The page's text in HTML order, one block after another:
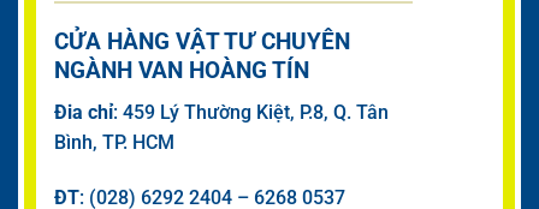
CỬA HÀNG VẬT TƯ CHUYÊN
NGÀNH VAN HOÀNG TÍN
Đia chỉ: 459 Lý Thường Kiệt, P.8, Q. Tân
Bình, TP. HCM
ĐT: (028) 6292 2404 – 6268 0537